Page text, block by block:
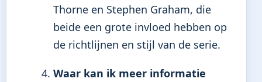
Thorne en Stephen Graham, die
beide een grote invloed hebben op
de richtlijnen en stijl van de serie.
Waar kan ik meer informatie